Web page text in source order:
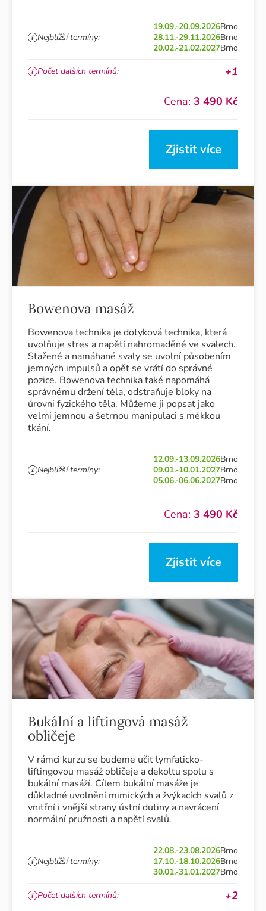
Nejbližší termíny:
19.09.-20.09.2026Brno
28.11.-29.11.2026Brno
20.02.-21.02.2027Brno
Počet dalších termínů: +1
Cena: 3 490 Kč
Zjistit více
Bowenova masáž
Bowenova technika je dotyková technika, která
uvolňuje stres a napětí nahromaděné ve svalech.
Stažené a namáhané svaly se uvolní působením
jemných impulsů a opět se vrátí do správné
pozice. Bowenova technika také napomáhá
správnému držení těla, odstraňuje bloky na
úrovni fyzického těla. Můžeme ji popsat jako
velmi jemnou a šetrnou manipulaci s měkkou
tkání.
Nejbližší termíny:
12.09.-13.09.2026Brno
09.01.-10.01.2027Brno
05.06.-06.06.2027Brno
Cena: 3 490 Kč
Zjistit více
Bukální a liftingová masáž
obličeje
V rámci kurzu se budeme učit lymfaticko-
liftingovou masáž obličeje a dekoltu spolu s
bukální masáží. Cílem bukální masáže je
důkladné uvolnění mimických a žvýkacích svalů z
vnitřní i vnější strany ústní dutiny a navrácení
normální pružnosti a napětí svalů.
Nejbližší termíny:
22.08.-23.08.2026Brno
17.10.-18.10.2026Brno
30.01.-31.01.2027Brno
Počet dalších termínů: +2